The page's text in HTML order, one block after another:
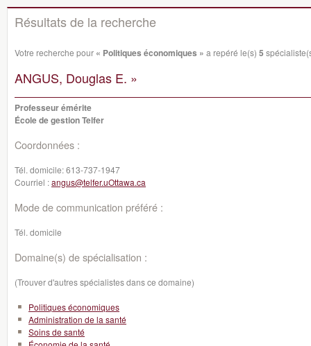
Résultats de la recherche
Votre recherche pour « Politiques économiques » a repéré le(s) 5
ANGUS, Douglas E. »
Professeur émérite
École de gestion Telfer
Coordonnées :
Tél. domicile:613-737-1947
Courriel :angus@telfer.uOttawa.ca
Mode de communication préféré :
Tél. domicile
Domaine(s) de spécialisation :
(Trouver d'autres spécialistes dans ce domaine)
Politiques économiques
Administration de la santé
Soins de santé